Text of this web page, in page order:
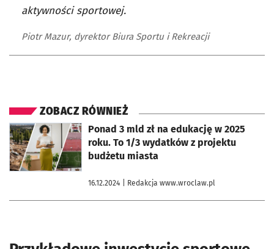
aktywności sportowej.
Piotr Mazur, dyrektor Biura Sportu i Rekreacji
ZOBACZ RÓWNIEŻ
Ponad 3 mld zł na edukację w 2025
roku. To 1/3 wydatków z projektu
budżetu miasta
16.12.2024 | Redakcja www.wroclaw.pl
otworzy się w nowej karcie